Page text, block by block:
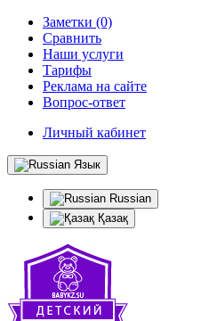
Заметки (0)
Сравнить
Наши услуги
Тарифы
Реклама на сайте
Вопрос-ответ
Личный кабинет
Язык
Russian
Қазақ